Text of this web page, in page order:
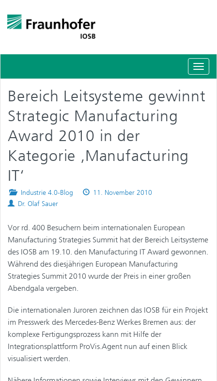
Bereich Leitsysteme gewinnt
Strategic Manufacturing
Award 2010 in der
Kategorie ‚Manufacturing
IT‘
Posted
in
Industrie 4.0-Blog
Published
11. November 2010
Authors
Dr. Olaf Sauer
Vor rd. 400 Besuchern beim internationalen European
Manufacturing Strategies Summit hat der Bereich Leitsysteme
des IOSB am 19.10. den Manufacturing IT Award gewonnen.
Während des diesjährigen European Manufacturing
Strategies Summit 2010 wurde der Preis in einer großen
Abendgala vergeben.
Die internationalen Juroren zeichnen das IOSB für ein Projekt
im Presswerk des Mercedes-Benz Werkes Bremen aus: der
komplexe Fertigungsprozess kann mit Hilfe der
Integrationsplattform ProVis.Agent nun auf einen Blick
visualisiert werden.